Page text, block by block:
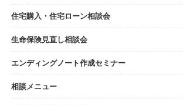
会場：上尾市文化センター
生命保険見直し相談会in東京都北区
11/18,25
会場：板橋区立グリーンホール
住宅購入・住宅ローン相談会
生命保険見直し相談会
エンディングノート作成セミナー
相談メニュー